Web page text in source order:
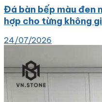
Đá bàn bếp màu đen
hợp cho từng không
24/07/2026